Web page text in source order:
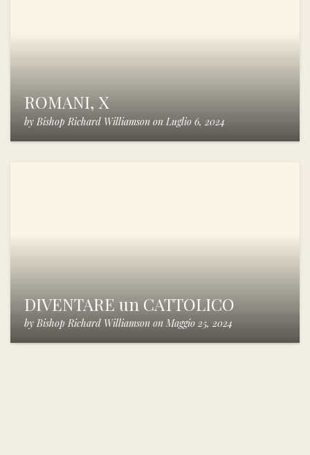
ROMANI, X
by Bishop Richard Williamson on Luglio 6, 2024
DIVENTARE un CATTOLICO
by Bishop Richard Williamson on Maggio 25, 2024